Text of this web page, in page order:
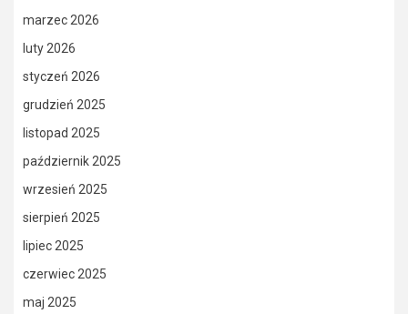
marzec 2026
luty 2026
styczeń 2026
grudzień 2025
listopad 2025
październik 2025
wrzesień 2025
sierpień 2025
lipiec 2025
czerwiec 2025
maj 2025